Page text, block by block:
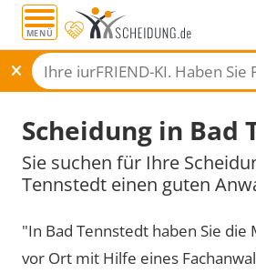
MENÜ
Scheidung in Bad
Sie suchen für Ihre
Tennstedt einen guten
"In Bad Tennstedt haben Sie die
vor Ort mit Hilfe eines